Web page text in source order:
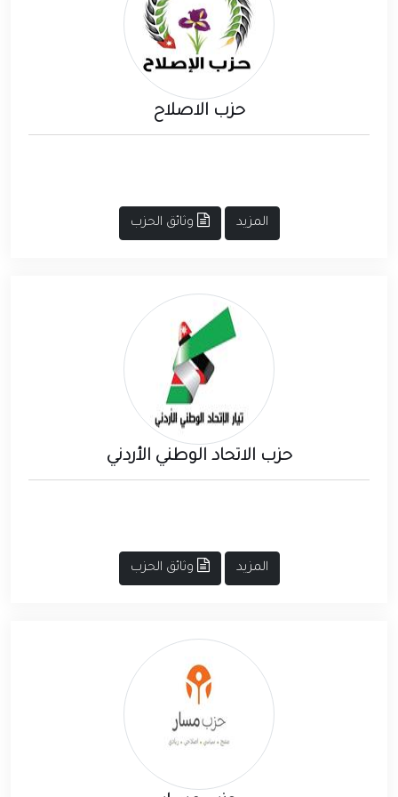
حزب الاصلاح
المزيد وثائق الحزب
حزب الاتحاد الوطني الأردني
المزيد وثائق الحزب